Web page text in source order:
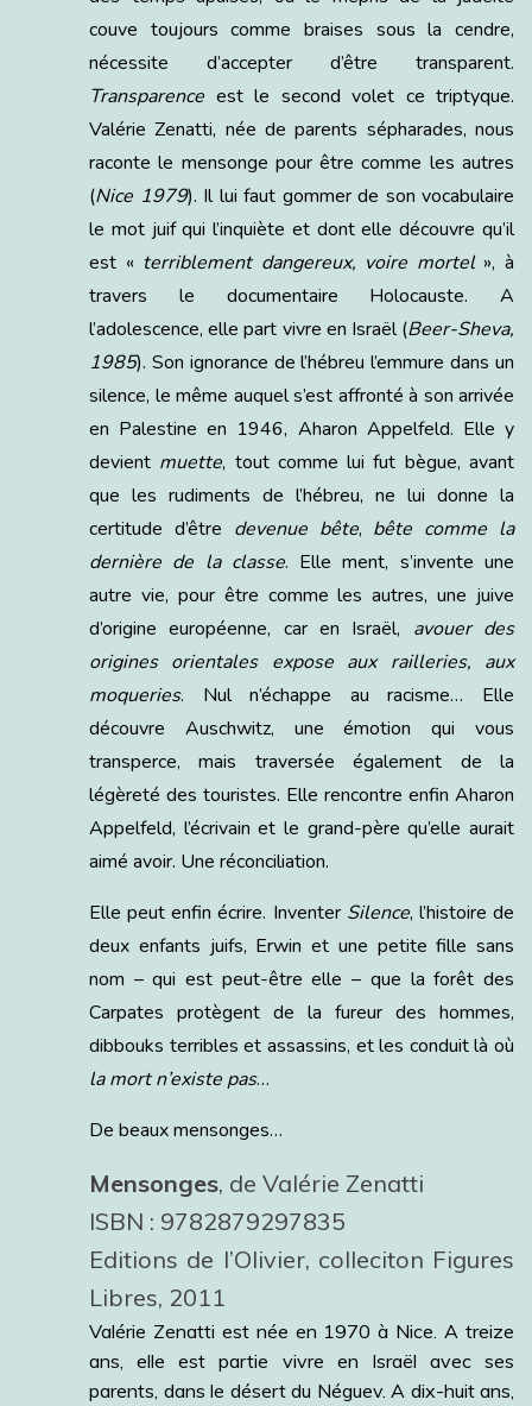
couve toujours comme braises sous la cendre,
nécessite d’accepter d’être transparent.
Transparence est le second volet ce triptyque.
Valérie Zenatti, née de parents sépharades, nous
raconte le mensonge pour être comme les autres
(Nice 1979). Il lui faut gommer de son vocabulaire
le mot juif qui l’inquiète et dont elle découvre qu’il
est « terriblement dangereux, voire mortel », à
travers le documentaire Holocauste. A
l’adolescence, elle part vivre en Israël (Beer-Sheva,
1985). Son ignorance de l’hébreu l’emmure dans un
silence, le même auquel s’est affronté à son arrivée
en Palestine en 1946, Aharon Appelfeld. Elle y
devient muette, tout comme lui fut bègue, avant
que les rudiments de l’hébreu, ne lui donne la
certitude d’être devenue bête, bête comme la
dernière de la classe. Elle ment, s’invente une
autre vie, pour être comme les autres, une juive
d’origine européenne, car en Israël, avouer des
origines orientales expose aux railleries, aux
moqueries. Nul n’échappe au racisme… Elle
découvre Auschwitz, une émotion qui vous
transperce, mais traversée également de la
légèreté des touristes. Elle rencontre enfin Aharon
Appelfeld, l’écrivain et le grand-père qu’elle aurait
aimé avoir. Une réconciliation.
Elle peut enfin écrire. Inventer Silence, l’histoire de
deux enfants juifs, Erwin et une petite fille sans
nom – qui est peut-être elle – que la forêt des
Carpates protègent de la fureur des hommes,
dibbouks terribles et assassins, et les conduit là où
la mort n’existe pas…
De beaux mensonges…
Mensonges, de Valérie Zenatti
ISBN : 9782879297835
Editions de l’Olivier, colleciton Figures
Libres, 2011
Valérie Zenatti est née en 1970 à Nice. A treize
ans, elle est partie vivre en Israël avec ses
parents, dans le désert du Néguev. A dix-huit ans,